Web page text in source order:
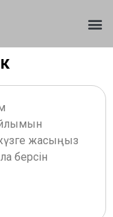
жасыңыз
берсін